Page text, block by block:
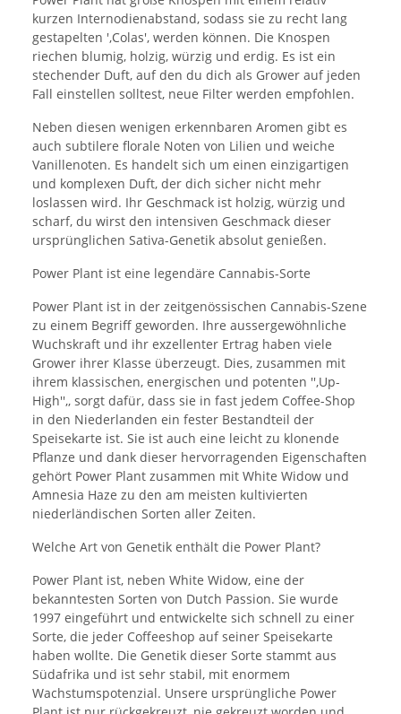
kurzen Internodienabstand, sodass sie zu recht lang
gestapelten ',Colas', werden können. Die Knospen
riechen blumig, holzig, würzig und erdig. Es ist ein
stechender Duft, auf den du dich als Grower auf jeden
Fall einstellen solltest, neue Filter werden empfohlen.
Neben diesen wenigen erkennbaren Aromen gibt es
auch subtilere florale Noten von Lilien und weiche
Vanillenoten. Es handelt sich um einen einzigartigen
und komplexen Duft, der dich sicher nicht mehr
loslassen wird. Ihr Geschmack ist holzig, würzig und
scharf, du wirst den intensiven Geschmack dieser
ursprünglichen Sativa-Genetik absolut genießen.
Power Plant ist eine legendäre Cannabis-Sorte
Power Plant ist in der zeitgenössischen Cannabis-Szene
zu einem Begriff geworden. Ihre aussergewöhnliche
Wuchskraft und ihr exzellenter Ertrag haben viele
Grower ihrer Klasse überzeugt. Dies, zusammen mit
ihrem klassischen, energischen und potenten '',Up-
High'',, sorgt dafür, dass sie in fast jedem Coffee-Shop
in den Niederlanden ein fester Bestandteil der
Speisekarte ist. Sie ist auch eine leicht zu klonende
Pflanze und dank dieser hervorragenden Eigenschaften
gehört Power Plant zusammen mit White Widow und
Amnesia Haze zu den am meisten kultivierten
niederländischen Sorten aller Zeiten.
Welche Art von Genetik enthält die Power Plant?
Power Plant ist, neben White Widow, eine der
bekanntesten Sorten von Dutch Passion. Sie wurde
1997 eingeführt und entwickelte sich schnell zu einer
Sorte, die jeder Coffeeshop auf seiner Speisekarte
haben wollte. Die Genetik dieser Sorte stammt aus
Südafrika und ist sehr stabil, mit enormem
Wachstumspotenzial. Unsere ursprüngliche Power